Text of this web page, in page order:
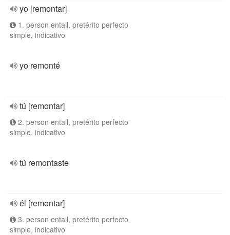
yo [remontar]
1. person entall, pretérito perfecto
simple, indicativo
yo remonté
tú [remontar]
2. person entall, pretérito perfecto
simple, indicativo
tú remontaste
él [remontar]
3. person entall, pretérito perfecto
simple, indicativo